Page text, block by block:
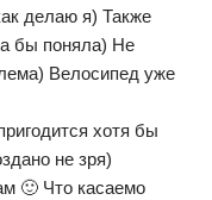
делаю я) Также
бы поняла) Не
Велосипед уже
хотя бы
не зря)
🙂 Что касаемо